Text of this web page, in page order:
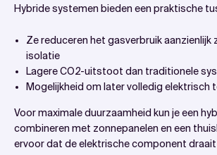
Hybride systemen bieden een praktische
Ze reduceren het gasverbruik
isolatie
Lagere CO2-uitstoot dan traditionele
Mogelijkheid om later volledig elektrisch
Voor maximale duurzaamheid kun je een
combineren met zonnepanelen en een
ervoor dat de elektrische component